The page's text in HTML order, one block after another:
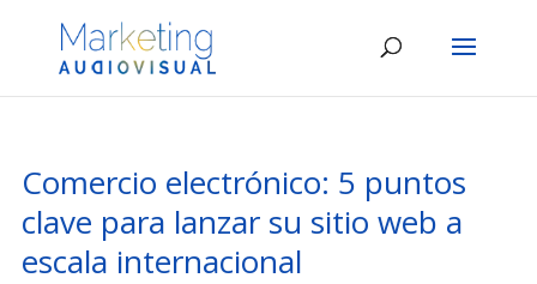
Comercio electrónico: 5 puntos
clave para lanzar su sitio web a
escala internacional